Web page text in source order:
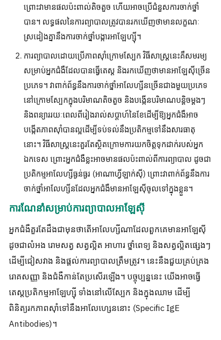
ព្រោះវាមានផលប៉ះពាល់តិចតួច ហើយអាចប្រើជំនួសការចាក់ថ្នាំ
បាន។ លទ្ធផល​នៃ​ការ​ព្យាបាល​ត្រូវ​បាន​រក​ឃើញ​ថា​មាន​លក្ខណៈ​
ស្រដៀង​គ្នា​នឹង​ការ​ចាក់​ថ្នាំ​បង្ការ​អា​ឡែ​ហ្ស៊ី​។
ការព្យាបាលដោយប្រើភាពស៊ាំក្រោមស្បែក វិធីសាស្រ្តនេះគឺសមរម្យ
សម្រាប់អ្នកជំងឺដែលបានធ្វើតេស្ត និងរកឃើញថាមានអាឡែស៊ីច្រើន
ប្រភេទ។ វាពាក់ព័ន្ធនឹងការចាក់ថ្នាំអាលែហ្សីនច្រើនជាងមួយប្រភេទ
នៅក្រោមស្បែកក្នុងបរិមាណតិចតួច និងបង្កើនបរិមាណបន្តិចម្តងៗ
និងពន្យាររយៈពេលពីរៀងរាល់សប្តាហ៍នៃខែដើម្បីឱ្យអ្នកជំងឺអាច
បង្កើតភាពស៊ាំបានល្អដើម្បីទប់ទល់នឹងប្រតិកម្មទៅនឹងសារធាតុ
នោះ។ វិធីសាស្ត្រនេះគួរតែស្ថិតក្រោមការយកចិត្តទុកដាក់របស់អ្នក
ឯកទេស ព្រោះអ្នកជំងឺខ្លះអាចមានផលប៉ះពាល់ពីការព្យាបាល ដូចជា
ប្រតិកម្មអាលែហ្សីធ្ងន់ធ្ងរ (អាណាហ្វីឡាក់ស៊ី) ព្រោះវាពាក់ព័ន្ធនឹងការ
ចាក់ថ្នាំអាលែហ្សីនដែលអ្នកជំងឺមានអាឡែស៊ីចូលទៅក្នុងខ្លួន។
ការណែនាំសម្រាប់ការព្យាបាលអាឡែស៊ី
អ្នកជំងឺគួរតែដឹងជាមុនថាតើអាលែហ្សីណាដែលពួកគេមានអាឡែស៊ី
ដូចជាលំអង រោមសត្វ សត្វល្អិត អាហារ ថ្នាំពេទ្យ និងសត្វល្អិតផ្សេងៗ
ដើម្បីជៀសវាង និងផ្តល់ការព្យាបាលត្រឹមត្រូវ។ នេះនឹងជួយគ្រប់គ្រង
រោគសញ្ញា និងជំងឺកាន់តែប្រសើរឡើង។ បច្ចុប្បន្ននេះ យើងអាចធ្វើ
តេស្ដប្រតិកម្មអាឡែហ្ស៊ី ទាំងនៅលើស្បែក និងក្នុងឈាម ដើម្បី
ពិនិត្យរកភាពស៊ាំទៅនឹងអាលែហ្សេននោះ (Specific IgE
Antibodies)។